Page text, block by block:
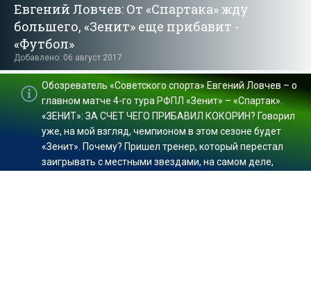
Евгений Ловчев: От «Спартака» жду
большего, «Зенит» еще прибавит -
«Футбол»
Добавлено: 06 август 2017
Обозреватель «Советского спорта» Евгений Ловчев – о
главном матче 4-го тура РФПЛ «Зенит» – «Спартак».
«ЗЕНИТ»: ЗА СЧЕТ ЧЕГО ПРИБАВИЛ КОКОРИН? Говорил
уже, на мой взгляд, чемпионом в этом сезоне будет
«Зенит». Почему? Пришел тренер, который перестал
заигрывать с местными звездами, на самом деле,